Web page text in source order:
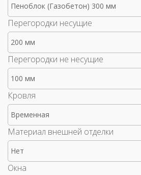
Пеноблок (Газобетон) 300 мм
Перегородки несущие
200 мм
Перегородки не несущие
100 мм
Кровля
Временная
Материал внешней отделки
Нет
Окна